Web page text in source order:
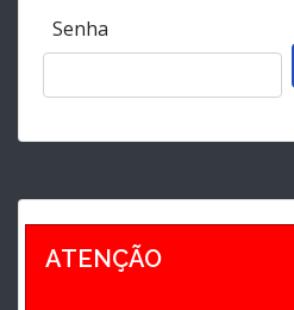
Senha
ATENÇÃO